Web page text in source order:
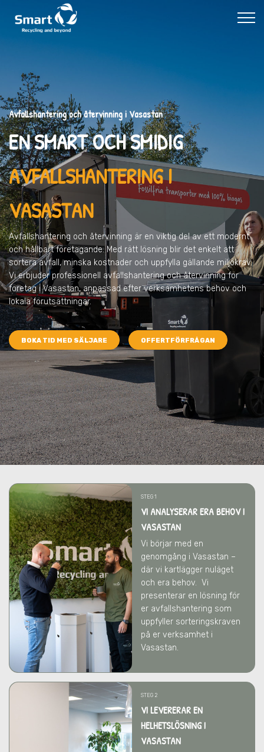
Avfallshantering och återvinning i Vasastan
EN SMART OCH SMIDIG
AVFALLSHANTERING I
VASASTAN
Avfallshantering och återvinning är en viktig del av ett modernt
och hållbart företagande. Med rätt lösning blir det enkelt att
sortera avfall, minska kostnader och uppfylla gällande miljökrav.
Vi erbjuder professionell avfallshantering och återvinning för
företag i Vasastan, anpassad efter verksamhetens behov och
lokala förutsättningar.
BOKA TID MED SÄLJARE OFFERTFÖRFRÅGAN
STEG 1
VI ANALYSERAR ERA BEHOV I
VASASTAN
Vi börjar med en
genomgång i Vasastan –
där vi kartlägger nuläget
och era behov. Vi
presenterar en lösning för
er avfallshantering som
uppfyller sorteringskraven
på er verksamhet i
Vasastan.
STEG 2
VI LEVERERAR EN
HELHETSLÖSNING I
VASASTAN